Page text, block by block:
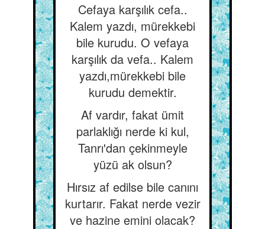
Cefaya karşılık cefa..
Kalem yazdı, mürekkebi
bile kurudu. O vefaya
karşılık da vefa.. Kalem
yazdı,mürekkebi bile
kurudu demektir.
Af vardır, fakat ümit
parlaklığı nerde ki kul,
Tanrı'dan çekinmeyle
yüzü ak olsun?
Hırsız af edilse bile canını
kurtarır. Fakat nerde vezir
ve hazine emini olacak?